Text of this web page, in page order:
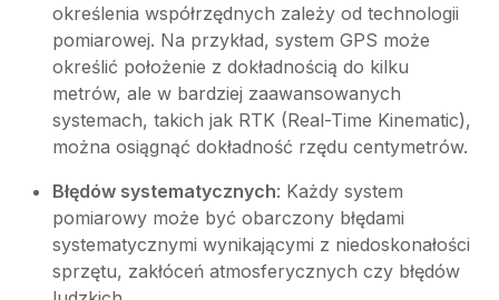
określenia współrzędnych zależy od technologii
pomiarowej. Na przykład, system GPS może
określić położenie z dokładnością do kilku
metrów, ale w bardziej zaawansowanych
systemach, takich jak RTK (Real-Time Kinematic),
można osiągnąć dokładność rzędu centymetrów.
Błędów systematycznych: Każdy system
pomiarowy może być obarczony błędami
systematycznymi wynikającymi z niedoskonałości
sprzętu, zakłóceń atmosferycznych czy błędów